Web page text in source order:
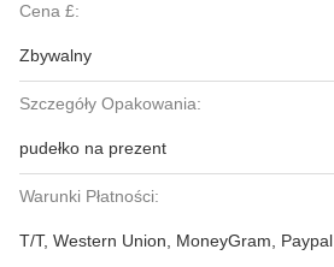
Cena £:
Zbywalny
Szczegóły Opakowania:
pudełko na prezent
Warunki Płatności:
T/T, Western Union, MoneyGram, Paypal